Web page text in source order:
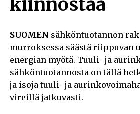
kiinnostaa
SUOMEN sähköntuotannon
murroksessa säästä riippuvan
energian myötä. Tuuli- ja
sähköntuotannosta on tällä
ja isoja tuuli- ja
vireillä jatkuvasti.